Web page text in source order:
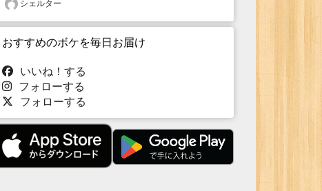
シェルター
おすすめのボケを毎日お届け
いいね！する
フォローする
フォローする